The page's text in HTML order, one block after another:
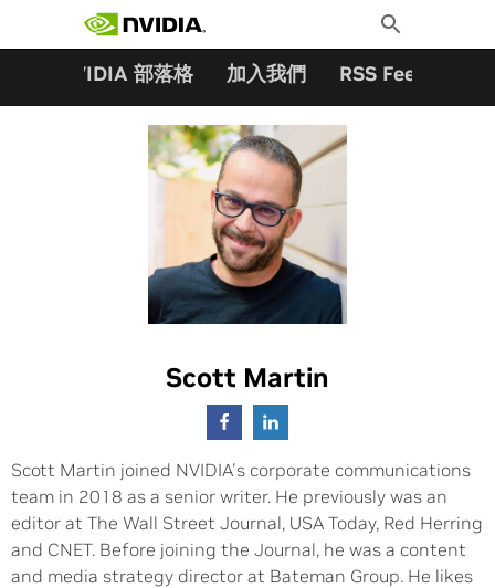
Toggle
Search
NVIDIA 部落格 加入我們 RSS Feeds
Scott Martin
Scott Martin joined NVIDIA's corporate communications
team in 2018 as a senior writer. He previously was an
editor at The Wall Street Journal, USA Today, Red Herring
and CNET. Before joining the Journal, he was a content
and media strategy director at Bateman Group. He likes